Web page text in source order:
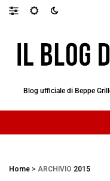
Blog ufficiale di Beppe
Home > ARCHIVIO 2015